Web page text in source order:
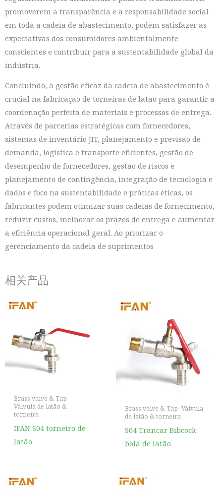
promoverem a transparência e a responsabilidade social
em toda a cadeia de abastecimento, podem satisfazer as
expectativas dos consumidores ambientalmente
conscientes e contribuir para a sustentabilidade global da
indústria.
Concluindo, a gestão eficaz da cadeia de abastecimento é
crucial na fabricação de torneiras de latão para garantir a
coordenação perfeita de materiais e processos de entrega.
Através de parcerias estratégicas com fornecedores,
sistemas de inventário JIT, planejamento e previsão de
demanda, logística e transporte eficientes, gestão de
desempenho de fornecedores, gestão de riscos e
planejamento de contingência, integração de tecnologia e
dados e foco na sustentabilidade e práticas éticas, os
fabricantes podem otimizar suas cadeias de fornecimento,
reduzir custos, melhorar os prazos de entrega e aumentar
a eficiência operacional geral. Ao priorizar o
gerenciamento da cadeia de suprimentos
相关产品
Brass valve & Tap-
Válvula de latão &
torneira
IFAN S04 torneiro de
latão
Brass valve & Tap- Válvula
de latão & torneira
S04 Trancar Bibcock
bola de latão